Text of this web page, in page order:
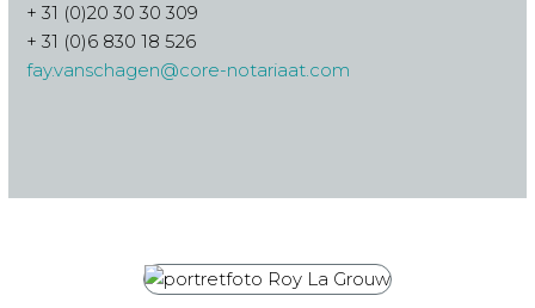
+ 31 (0)20 30 30 309
+ 31 (0)6 830 18 526
fay.vanschagen@core-notariaat.com